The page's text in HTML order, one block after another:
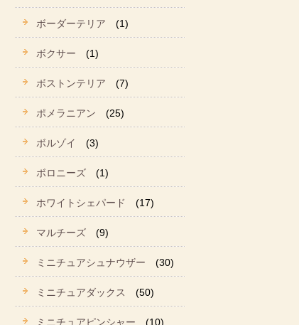
ボーダーテリア (1)
ボクサー (1)
ボストンテリア (7)
ポメラニアン (25)
ボルゾイ (3)
ボロニーズ (1)
ホワイトシェパード (17)
マルチーズ (9)
ミニチュアシュナウザー (30)
ミニチュアダックス (50)
ミニチュアピンシャー (10)